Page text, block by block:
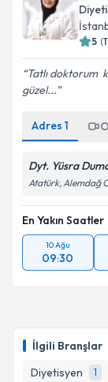
İlgili Branşlar
Diyetisyen
1
5 (
Tatlı doktorum
güzel...
Adres 1
Dyt. Yüsra
Atatürk, Alemdağ
En Yakın Saatler
10 Ağu
09:30